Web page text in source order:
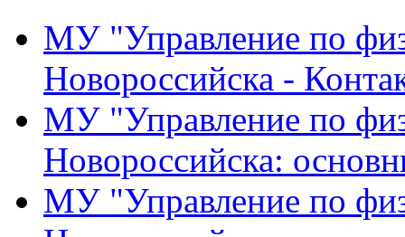
МУ "Управление по
Новороссийска -
МУ "Управление по
Новороссийска:
МУ "Управление по